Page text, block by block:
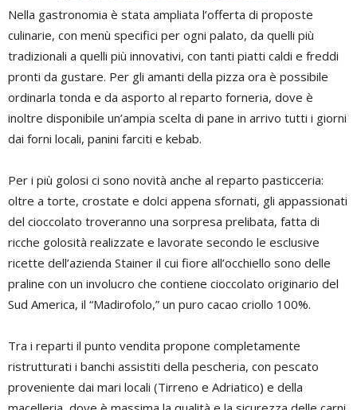
Nella gastronomia è stata ampliata l’offerta di proposte
culinarie, con menù specifici per ogni palato, da quelli più
tradizionali a quelli più innovativi, con tanti piatti caldi e freddi
pronti da gustare. Per gli amanti della pizza ora è possibile
ordinarla tonda e da asporto al reparto forneria, dove è
inoltre disponibile un’ampia scelta di pane in arrivo tutti i giorni
dai forni locali, panini farciti e kebab.
Per i più golosi ci sono novità anche al reparto pasticceria:
oltre a torte, crostate e dolci appena sfornati, gli appassionati
del cioccolato troveranno una sorpresa prelibata, fatta di
ricche golosità realizzate e lavorate secondo le esclusive
ricette dell’azienda Stainer il cui fiore all’occhiello sono delle
praline con un involucro che contiene cioccolato originario del
Sud America, il “Madirofolo,” un puro cacao criollo 100%.
Tra i reparti il punto vendita propone completamente
ristrutturati i banchi assistiti della pescheria, con pescato
proveniente dai mari locali (Tirreno e Adriatico) e della